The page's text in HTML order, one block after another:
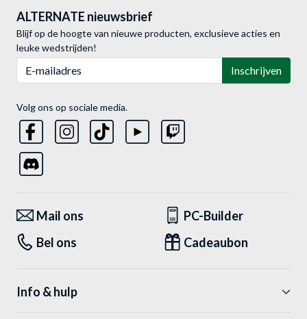
ALTERNATE nieuwsbrief
Blijf op de hoogte van nieuwe producten, exclusieve acties en
leuke wedstrijden!
Inschrijven
Volg ons op sociale media.
Mail ons
PC-Builder
Bel ons
Cadeaubon
Info & hulp